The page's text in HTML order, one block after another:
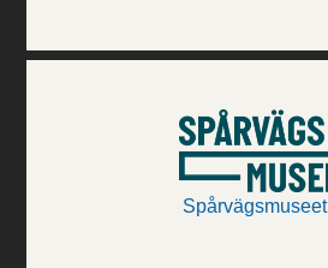
Spårvägsmuseet